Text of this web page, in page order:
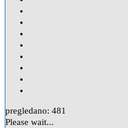
pregledano: 481
Please wait...